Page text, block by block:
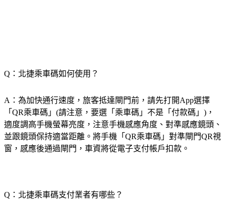
Q：北捷乘車碼如何使用？
A：為加快通行速度，旅客抵達閘門前，請先打開App選擇
「QR乘車碼」(請注意，要選「乘車碼」不是「付款碼」)，
適度調高手機螢幕亮度，注意手機感應角度、對準感應鏡頭、
並跟鏡頭保持適當距離。將手機「QR乘車碼」對準閘門QR視
窗，感應後通過閘門，車資將從電子支付帳戶扣款。
Q：北捷乘車碼支付業者有哪些？